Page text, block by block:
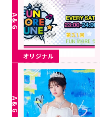
オリジナル